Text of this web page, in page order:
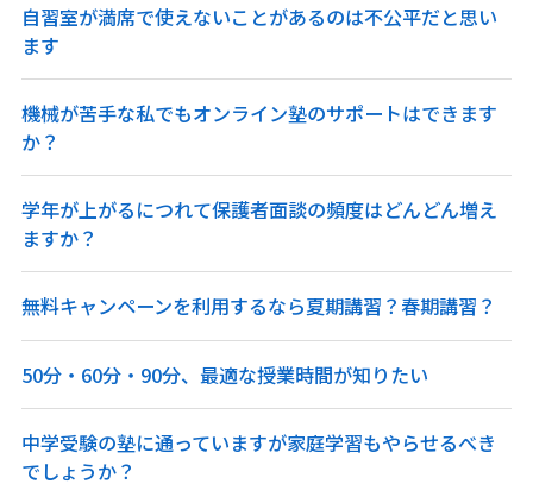
自習室が満席で使えないことがあるのは不公平だと思い
ます
機械が苦手な私でもオンライン塾のサポートはできます
か？
学年が上がるにつれて保護者面談の頻度はどんどん増え
ますか？
無料キャンペーンを利用するなら夏期講習？春期講習？
50分・60分・90分、最適な授業時間が知りたい
中学受験の塾に通っていますが家庭学習もやらせるべき
でしょうか？